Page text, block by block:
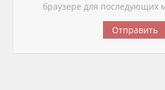
браузере для последующих